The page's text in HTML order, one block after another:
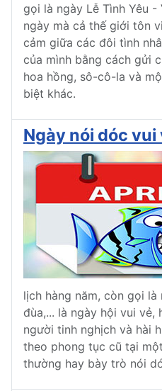
gọi là ngày Lễ Tình Yêu -
ngày mà cả thế giới tôn
cảm giữa các đôi tình
của mình bằng cách gửi
hoa hồng, sô-cô-la và
biệt khác.
Ngày nói dóc
lịch hàng năm, còn gọi
đùa,... là ngày hội vui vẻ,
người tinh nghịch và hài
theo phong tục cũ tại
thường hay bày trò nói